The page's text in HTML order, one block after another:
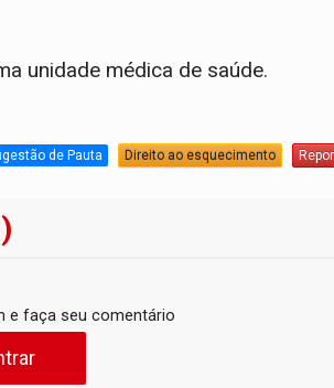
unidade médica de saúde.
de Pauta Direito ao esquecimento
e faça seu comentário